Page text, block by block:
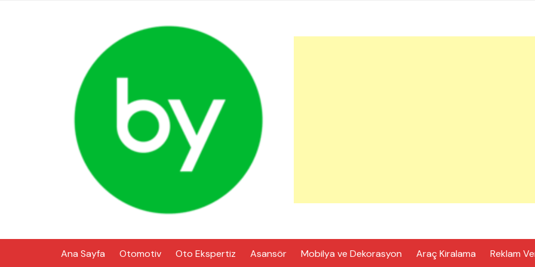
Ana Sayfa Otomotiv Oto Ekspertiz Asansör Mobilya ve Dekorasyon Araç Kiralama Reklam